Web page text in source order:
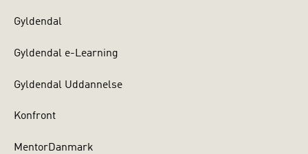
Gyldendal
Gyldendal e-Learning
Gyldendal Uddannelse
Konfront
MentorDanmark